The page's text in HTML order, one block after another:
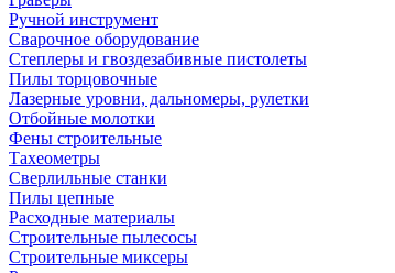
Ручной инструмент
Сварочное оборудование
Степлеры и гвоздезабивные пистолеты
Пилы торцовочные
Лазерные уровни, дальномеры, рулетки
Отбойные молотки
Фены строительные
Тахеометры
Сверлильные станки
Пилы цепные
Расходные материалы
Строительные пылесосы
Строительные миксеры